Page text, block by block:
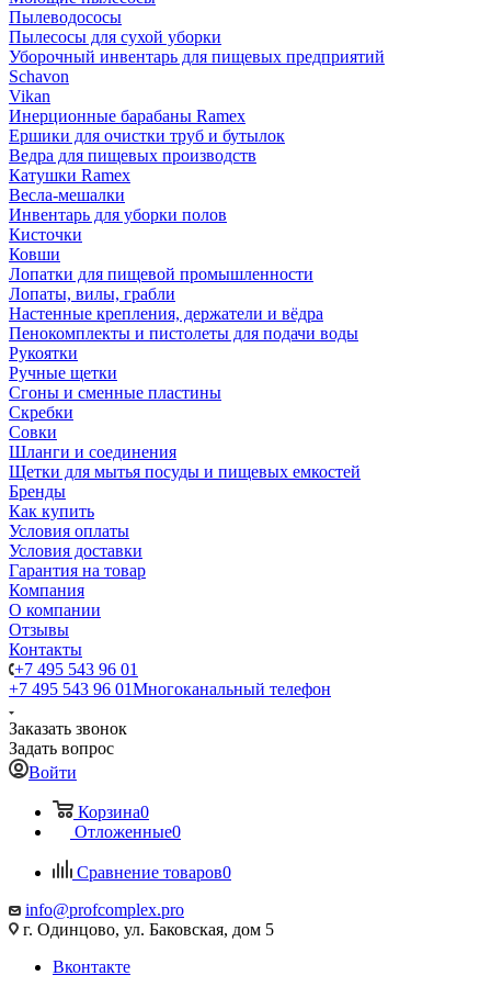
Пылеводососы
Пылесосы для сухой уборки
Уборочный инвентарь для пищевых предприятий
Schavon
Vikan
Инерционные барабаны Ramex
Ершики для очистки труб и бутылок
Ведра для пищевых производств
Катушки Ramex
Весла-мешалки
Инвентарь для уборки полов
Кисточки
Ковши
Лопатки для пищевой промышленности
Лопаты, вилы, грабли
Настенные крепления, держатели и вёдра
Пенокомплекты и пистолеты для подачи воды
Рукоятки
Ручные щетки
Сгоны и сменные пластины
Скребки
Совки
Шланги и соединения
Щетки для мытья посуды и пищевых емкостей
Бренды
Как купить
Условия оплаты
Условия доставки
Гарантия на товар
Компания
О компании
Отзывы
Контакты
+7 495 543 96 01
+7 495 543 96 01Многоканальный телефон
Заказать звонок
Задать вопрос
Войти
Корзина0
Отложенные0
Сравнение товаров0
info@profcomplex.pro
г. Одинцово, ул. Баковская, дом 5
Вконтакте